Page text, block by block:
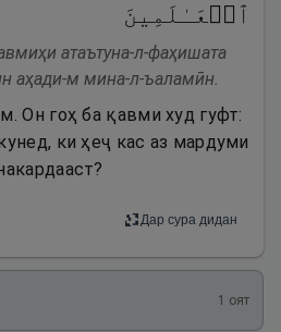
ٱلۡعَـٰلَمِینَ
атаътуна-л-фаҳишата
аҳади-м мина-л-ъаламӣн.
Он гоҳ ба қавми худ гуфт:
ки ҳеҷ кас аз мардуми
Дар сура дидан
1 оят